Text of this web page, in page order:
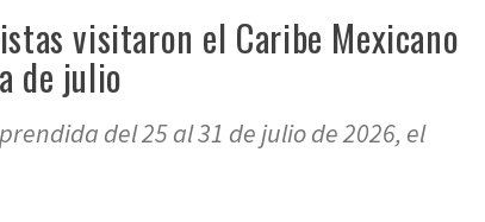
visitaron el Caribe Mexicano
de julio
del 25 al 31 de julio de 2026, el